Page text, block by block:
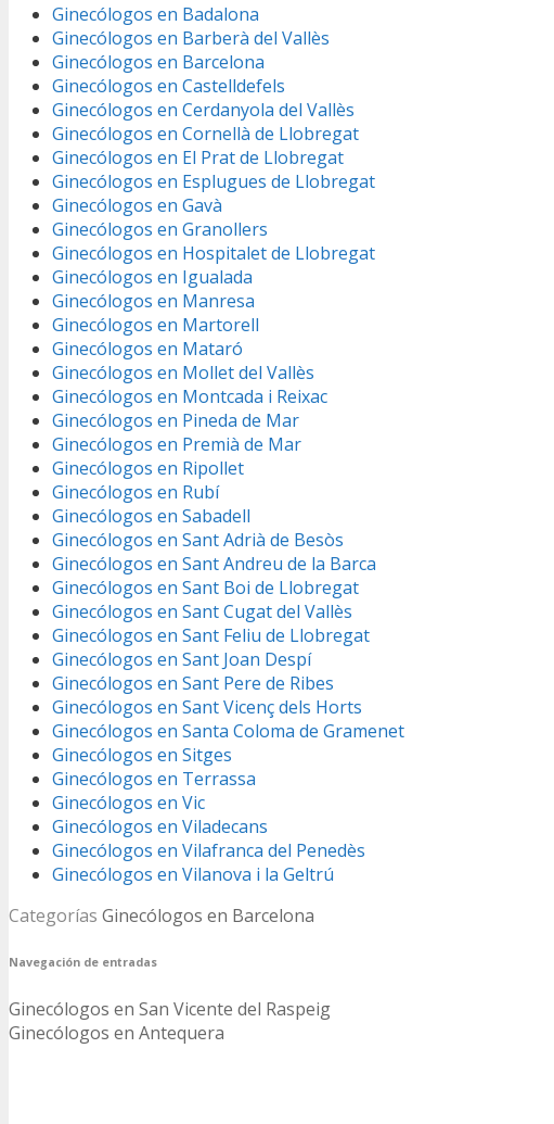
Ginecólogos en Badalona
Ginecólogos en Barberà del Vallès
Ginecólogos en Barcelona
Ginecólogos en Castelldefels
Ginecólogos en Cerdanyola del Vallès
Ginecólogos en Cornellà de Llobregat
Ginecólogos en El Prat de Llobregat
Ginecólogos en Esplugues de Llobregat
Ginecólogos en Gavà
Ginecólogos en Granollers
Ginecólogos en Hospitalet de Llobregat
Ginecólogos en Igualada
Ginecólogos en Manresa
Ginecólogos en Martorell
Ginecólogos en Mataró
Ginecólogos en Mollet del Vallès
Ginecólogos en Montcada i Reixac
Ginecólogos en Pineda de Mar
Ginecólogos en Premià de Mar
Ginecólogos en Ripollet
Ginecólogos en Rubí
Ginecólogos en Sabadell
Ginecólogos en Sant Adrià de Besòs
Ginecólogos en Sant Andreu de la Barca
Ginecólogos en Sant Boi de Llobregat
Ginecólogos en Sant Cugat del Vallès
Ginecólogos en Sant Feliu de Llobregat
Ginecólogos en Sant Joan Despí
Ginecólogos en Sant Pere de Ribes
Ginecólogos en Sant Vicenç dels Horts
Ginecólogos en Santa Coloma de Gramenet
Ginecólogos en Sitges
Ginecólogos en Terrassa
Ginecólogos en Vic
Ginecólogos en Viladecans
Ginecólogos en Vilafranca del Penedès
Ginecólogos en Vilanova i la Geltrú
Categorías Ginecólogos en Barcelona
Navegación de entradas
Ginecólogos en San Vicente del Raspeig
Ginecólogos en Antequera